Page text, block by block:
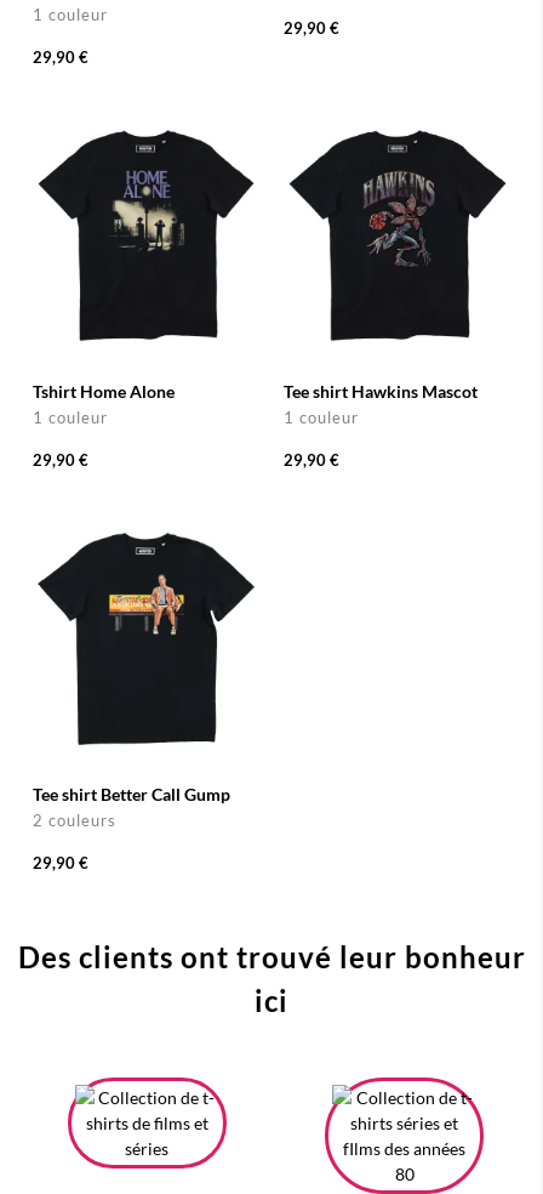
1 couleur
29,90 €
29,90 €
Tshirt Home Alone
1 couleur
29,90 €
Tee shirt Hawkins Mascot
1 couleur
29,90 €
Tee shirt Better Call Gump
2 couleurs
29,90 €
Des clients ont trouvé leur bonheur
ici